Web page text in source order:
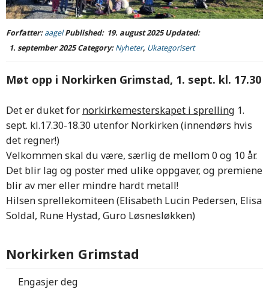
Forfatter:aagelPublished: 19. august 2025Updated:
1. september 2025 Category:Nyheter, Ukategorisert
Møt opp i Norkirken Grimstad, 1. sept. kl. 17.30
Det er duket for norkirkemesterskapet i sprelling 1.
sept. kl.17.30-18.30 utenfor Norkirken (innendørs hvis
det regner!)
Velkommen skal du være, særlig de mellom 0 og 10 år.
Det blir lag og poster med ulike oppgaver, og premiene
blir av mer eller mindre hardt metall!
Hilsen sprellekomiteen (Elisabeth Lucin Pedersen, Elisa
Soldal, Rune Hystad, Guro Løsnesløkken)
Norkirken Grimstad
Engasjer deg